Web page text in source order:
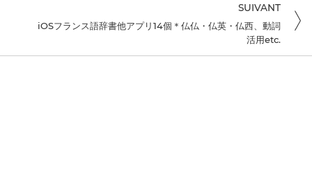
SUIVANT
iOSフランス語辞書他アプリ14個＊仏仏・仏英・仏西、動詞
活用etc.